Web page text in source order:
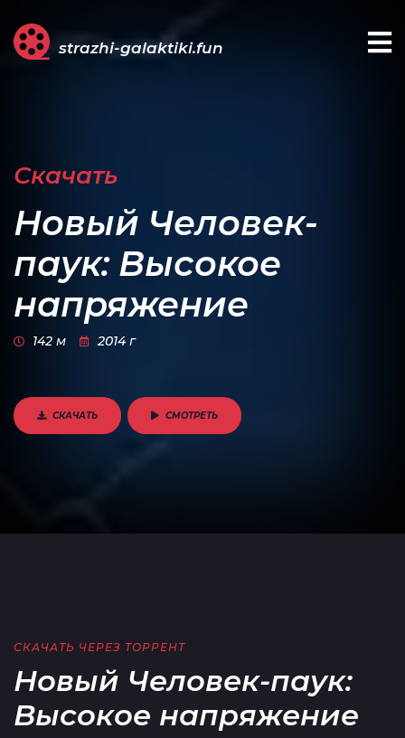
strazhi-galaktiki.fun
Скачать
Новый Человек-
паук: Высокое
напряжение
142 м 2014 г
СКАЧАТЬ СМОТРЕТЬ
СКАЧАТЬ ЧЕРЕЗ ТОРРЕНТ
Новый Человек-паук:
Высокое напряжение